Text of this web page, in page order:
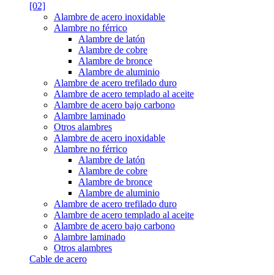
[02]
Alambre de acero inoxidable
Alambre no férrico
Alambre de latón
Alambre de cobre
Alambre de bronce
Alambre de aluminio
Alambre de acero trefilado duro
Alambre de acero templado al aceite
Alambre de acero bajo carbono
Alambre laminado
Otros alambres
Alambre de acero inoxidable
Alambre no férrico
Alambre de latón
Alambre de cobre
Alambre de bronce
Alambre de aluminio
Alambre de acero trefilado duro
Alambre de acero templado al aceite
Alambre de acero bajo carbono
Alambre laminado
Otros alambres
Cable de acero